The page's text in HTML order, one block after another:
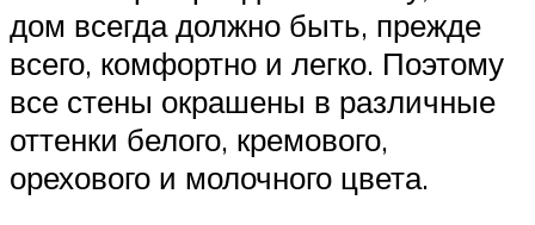
дом всегда должно быть, прежде
всего, комфортно и легко. Поэтому
все стены окрашены в различные
оттенки белого, кремового,
орехового и молочного цвета.